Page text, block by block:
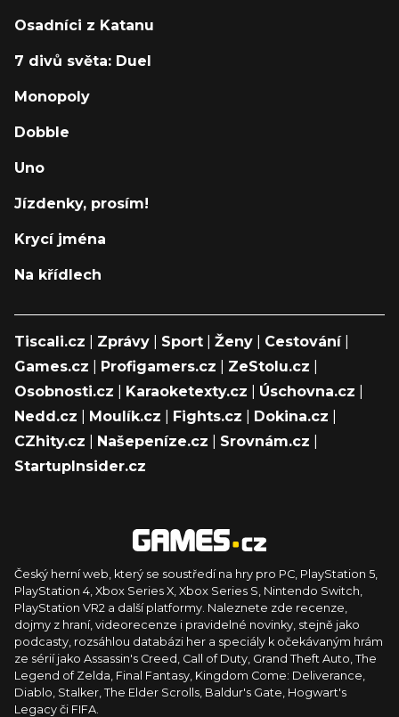
Osadníci z Katanu
7 divů světa: Duel
Monopoly
Dobble
Uno
Jízdenky, prosím!
Krycí jména
Na křídlech
Tiscali.cz Zprávy Sport Ženy Cestování|
Games.cz
Profigamers.cz ZeStolu.cz
Osobnosti.cz
Karaoketexty.cz Úschovna.cz
Nedd.cz
Moulík.cz Fights.cz Dokina.cz
CZhity.cz
Našepeníze.cz Srovnám.cz
StartupInsider.cz
Český herní web, který se soustředí na hry pro PC, PlayStation 5,
PlayStation 4, Xbox Series X, Xbox Series S, Nintendo Switch,
PlayStation VR2 a další platformy. Naleznete zde recenze,
dojmy z hraní, videorecenze i pravidelné novinky, stejně jako
podcasty, rozsáhlou databázi her a speciály k očekávaným hrám
ze sérií jako Assassin's Creed, Call of Duty, Grand Theft Auto, The
Legend of Zelda, Final Fantasy, Kingdom Come: Deliverance,
Diablo, Stalker, The Elder Scrolls, Baldur's Gate, Hogwart's
Legacy či FIFA.